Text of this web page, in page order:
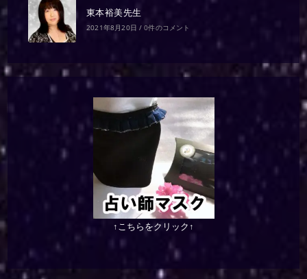
東本裕美先生
2021年8月20日 / 0件のコメント
↑こちらをクリック↑